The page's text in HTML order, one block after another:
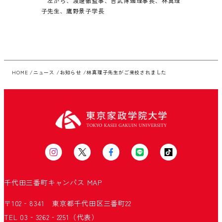
子先生、鷹野景子学長
HOME ニュース お知らせ 林真理子先生がご来校されました
千代田三番町キャンパス MAP
〒102‐8341 東京都千代田区三番町22
TEL 03‐3262‐2251（代表）